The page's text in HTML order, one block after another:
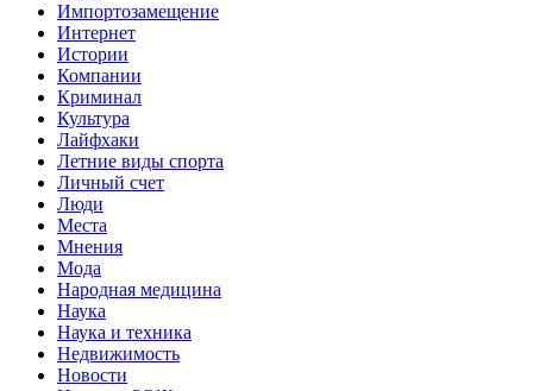
Импортозамещение
Интернет
Истории
Компании
Криминал
Культура
Лайфхаки
Летние виды спорта
Личный счет
Люди
Места
Мнения
Мода
Народная медицина
Наука
Наука и техника
Недвижимость
Новости